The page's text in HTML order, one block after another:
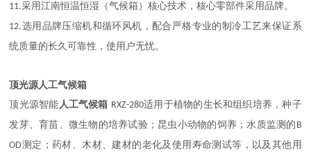
11.采用江南恒温恒湿（气候箱）核心技术，核心零部件采用品牌。
12.选用品牌压缩机和循环风机，配合严格专业的制冷工艺来保证系
统质量的长久可靠性，使用户无忧。
顶光源人工气候箱
顶光源智能 人工气候箱 RXZ-280适用于植物的生长和组织培养，种子
发芽、育苗、微生物的培养试验；昆虫小动物的饲养；水质监测的 B
OD测定；药材、木材、建材的老化及使用寿命测试等，以及其他用